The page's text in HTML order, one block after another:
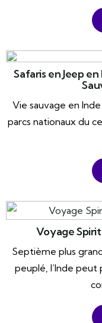
Safaris en Jeep
Vie sauvage en
parcs nationaux du
Voyage
Septième plus
peuplé, l’Inde peut